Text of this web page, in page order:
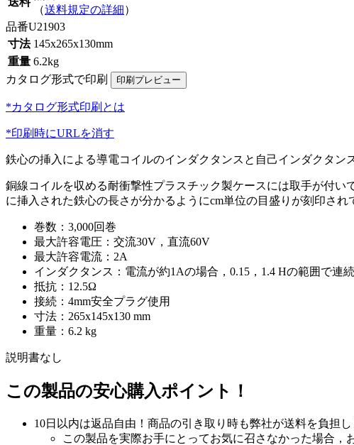
（送料規定の詳細）
品番U21903
寸法 145x265x130mm
重量 6.2kg
カタログ形式で印刷
*カタログ形式印刷とは
*印刷時にURLを消す
鉄心の挿入による導電コイルのインダクタンスと自己インダクタン
銅線コイルを収める耐衝撃性プラスチック製ケースには取手が付
に挿入された鉄心の長さが分かるようにcm単位の目盛りが刻印され
巻数：3,000回巻
最大許容電圧：交流30V，直流60V
最大許容電流：2A
インダクタンス：電流が約1Aの場合，0.15，1.4 Hの範囲で連続
抵抗：12.5Ω
接続：4mm安全プラグ使用
寸法：265x145x130 mm
重量：6.2 kg
説明書なし
この製品の安心購入ポイント！
10日以内は返品自由！商品の引き取り時も弊社が送料を負担し
この製品を実際お手にとってお気に召さなかった場合，